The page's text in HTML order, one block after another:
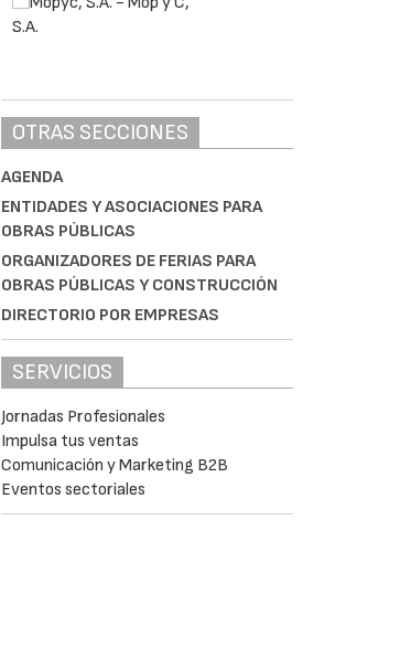
OTRAS SECCIONES
AGENDA
ENTIDADES Y ASOCIACIONES PARA
OBRAS PÚBLICAS
ORGANIZADORES DE FERIAS PARA
OBRAS PÚBLICAS Y CONSTRUCCIÓN
DIRECTORIO POR EMPRESAS
SERVICIOS
Jornadas Profesionales
Impulsa tus ventas
Comunicación y Marketing B2B
Eventos sectoriales